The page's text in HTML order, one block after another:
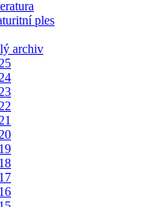
ples
archiv